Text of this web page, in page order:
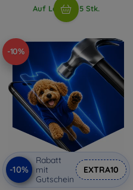
Auf Lager > 5 Stk.
-10%
-10%
Rabatt
mit
Gutschein
EXTRA10